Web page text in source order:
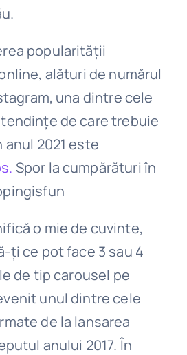
popularității
alături de numărul
una dintre cele
de care trebuie
2021 este
Spor la cumpărături în
o mie de cuvinte,
ți ce pot face 3 sau 4
de tip carousel pe
unul dintre cele
de la lansarea
anului 2017. În